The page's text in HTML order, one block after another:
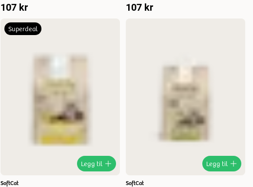
107 kr 107 kr
Superdeal
Legg til
SoftCat
Legg til
SoftCat